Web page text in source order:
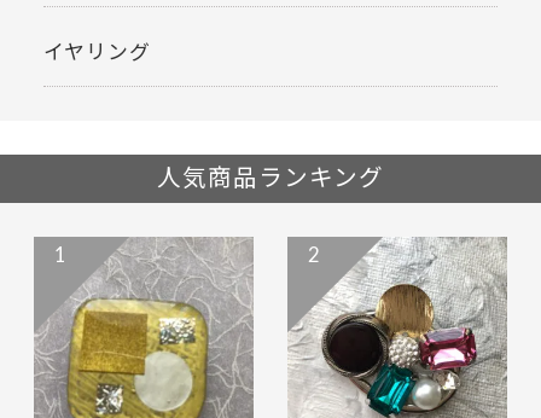
イヤリング
人気商品ランキング
1 2